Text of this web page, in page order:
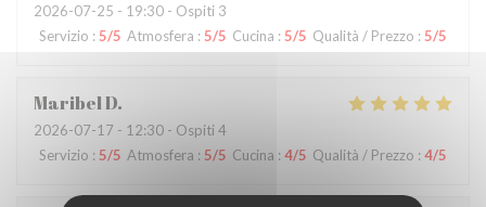
2026-07-25 - 19:30 - Ospiti 3
Servizio : 5/5 Atmosfera : 5/5 Cucina : 5/5 Qualità / Prezzo : 5/5
MaribelD
2026-07-17 - 12:30 - Ospiti 4
Servizio : 5/5 Atmosfera : 5/5 Cucina : 4/5 Qualità / Prezzo : 4/5